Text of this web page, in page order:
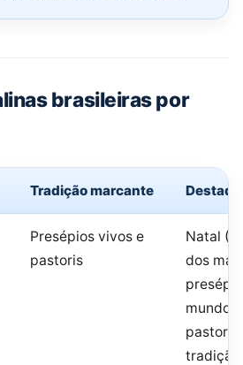
brasileiras por
Tradição marcante
Presépios vivos e
pastoris
Natal
dos
mundo.